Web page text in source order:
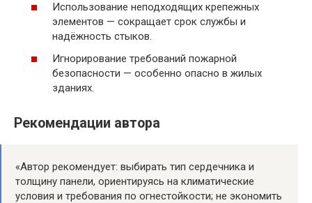
Использование неподходящих крепежных
элементов — сокращает срок службы и
надёжность стыков.
Игнорирование требований пожарной
безопасности — особенно опасно в жилых
зданиях.
Рекомендации автора
«Автор рекомендует: выбирать тип сердечника и
толщину панели, ориентируясь на климатические
условия и требования по огнестойкости; не экономить